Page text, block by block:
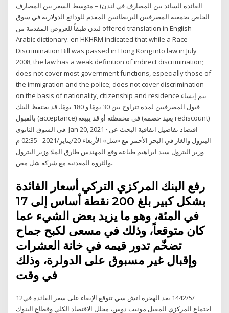
الفائدة السائد بين المصارف في لندن) – متوسط السعر بين المصارف
الخاص بجمعية المصرفيين البريطانيين المقدم للودائع الدولارية في سوق
لندن طبقاً للعروض المقدمة من offered translation in English-
Arabic dictionary. en HKHRM indicated that while a Race
Discrimination Bill was passed in Hong Kong into law in July
2008, the law has a weak definition of indirect discrimination;
does not cover most government functions, especially those of
the immigration and the police; does not cover discrimination
on the basis of nationality, citizenship and residence يتم إنشاء
قبول المصرفيين لمدة تتراوح بين 30 يومًا و 180 يومًا. قد يحتفظ البنك
بالقبول (acceptance) في محفظته أو قد يبيعه (يعيد خصمه rediscount)
في السوق الثانوي. Jan 20, 2021 · اقتصاد تفاصيل اتفاقية البحث عن
البترول والغاز في البحر الأحمر مع «شل» الأربعاء 20/يناير/2021 - 02:35 م
وزير البترول سيد ابراهيم طباعة وقع المهندس طارق الملا وزير البترول
والثروة المعدنية مع شركة شل مص..
رفع البنك المركزي التركي أسعار الفائدة
بشكل كبير بلغ 200 نقطة أساس إلى 17
في المئة، وهو ما يزيد بعض الشيء عما
كان متوقعاً، وذلك في مسعى لكبح جماح
تضخّم تدور قيمه في خانة العشرات
وإقبال غير مسبوق على الدولرة، وذلك
في وقت
12‏‏/5‏‏/1442 بعد الهجرة اتش سي تتوقع الإبقاء على سعر الفائدة في
اجتماع المركزي المقبل مونيت دوس، محلل الاقتصاد الكلي وقطاع البنوك